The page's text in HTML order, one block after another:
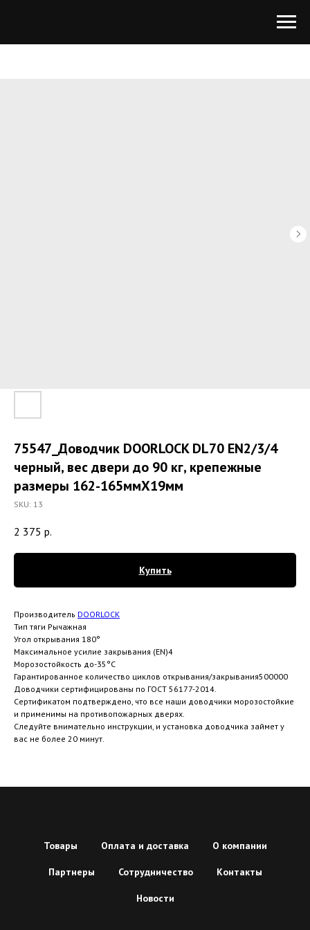
75547_Доводчик DOORLOCK DL70 EN2/3/4
черный, вес двери до 90 кг, крепежные
размеры 162-165ммX19мм
SKU: 13
2 375 р.
Купить
Производитель DOORLOCK
Тип тяги Рычажная
Угол открывания 180°
Максимальное усилие закрывания (EN)4
Морозостойкость до-35°C
Гарантированное количество циклов открывания/закрывания500000
Доводчики сертифицированы по ГОСТ 56177-2014.
Сертификатом подтверждено, что все наши доводчики морозостойкие
и применимы на противопожарных дверях.
Следуйте внимательно инструкции, и установка доводчика займет у
вас не более 20 минут.
Товары Оплата и доставка О компании
Партнеры Сотрудничество Контакты
Новости